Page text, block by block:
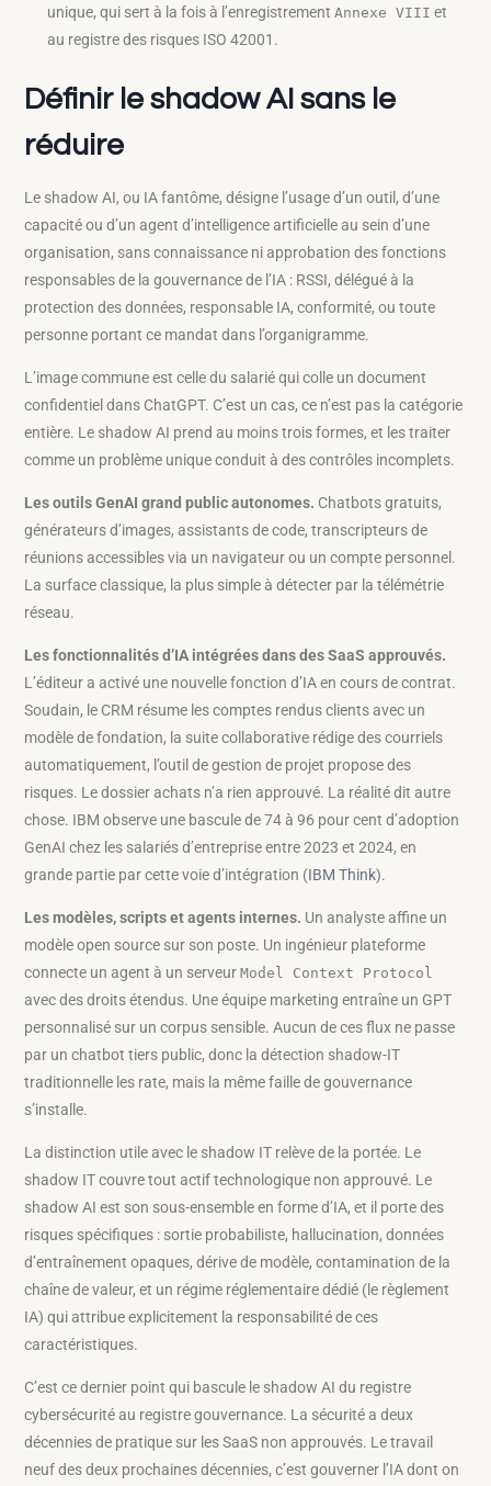
unique, qui sert à la fois à l’enregistrementAnnexe VIII et
au registre des risques ISO 42001.
Définir le shadow AI sans le
réduire
Le shadow AI, ou IA fantôme, désigne l’usage d’un outil, d’une
capacité ou d’un agent d’intelligence artificielle au sein d’une
organisation, sans connaissance ni approbation des fonctions
responsables de la gouvernance de l’IA : RSSI, délégué à la
protection des données, responsable IA, conformité, ou toute
personne portant ce mandat dans l’organigramme.
L’image commune est celle du salarié qui colle un document
confidentiel dans ChatGPT. C’est un cas, ce n’est pas la catégorie
entière. Le shadow AI prend au moins trois formes, et les traiter
comme un problème unique conduit à des contrôles incomplets.
Les outils GenAI grand public autonomes. Chatbots gratuits,
générateurs d’images, assistants de code, transcripteurs de
réunions accessibles via un navigateur ou un compte personnel.
La surface classique, la plus simple à détecter par la télémétrie
réseau.
Les fonctionnalités d’IA intégrées dans des SaaS approuvés.
L’éditeur a activé une nouvelle fonction d’IA en cours de contrat.
Soudain, le CRM résume les comptes rendus clients avec un
modèle de fondation, la suite collaborative rédige des courriels
automatiquement, l’outil de gestion de projet propose des
risques. Le dossier achats n’a rien approuvé. La réalité dit autre
chose. IBM observe une bascule de 74 à 96 pour cent d’adoption
GenAI chez les salariés d’entreprise entre 2023 et 2024, en
grande partie par cette voie d’intégration (IBM Think).
Les modèles, scripts et agents internes. Un analyste affine un
modèle open source sur son poste. Un ingénieur plateforme
connecte un agent à un serveurModel Context Protocol
avec des droits étendus. Une équipe marketing entraîne un GPT
personnalisé sur un corpus sensible. Aucun de ces flux ne passe
par un chatbot tiers public, donc la détection shadow-IT
traditionnelle les rate, mais la même faille de gouvernance
s’installe.
La distinction utile avec le shadow IT relève de la portée. Le
shadow IT couvre tout actif technologique non approuvé. Le
shadow AI est son sous-ensemble en forme d’IA, et il porte des
risques spécifiques : sortie probabiliste, hallucination, données
d’entraînement opaques, dérive de modèle, contamination de la
chaîne de valeur, et un régime réglementaire dédié (le règlement
IA) qui attribue explicitement la responsabilité de ces
caractéristiques.
C’est ce dernier point qui bascule le shadow AI du registre
cybersécurité au registre gouvernance. La sécurité a deux
décennies de pratique sur les SaaS non approuvés. Le travail
neuf des deux prochaines décennies, c’est gouverner l’IA dont on